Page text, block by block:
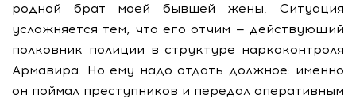
родной брат моей бывшей жены. Ситуация
усложняется тем, что его отчим — действующий
полковник полиции в структуре наркоконтроля
Армавира. Но ему надо отдать должное: именно
он поймал преступников и передал оперативным